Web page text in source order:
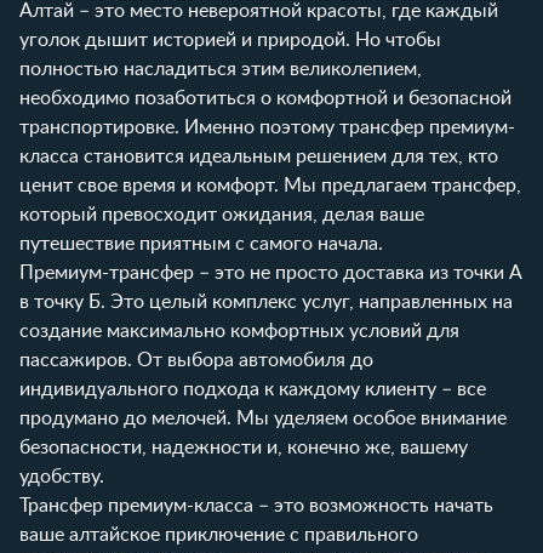
Алтай – это место невероятной красоты, где каждый
уголок дышит историей и природой. Но чтобы
полностью насладиться этим великолепием,
необходимо позаботиться о комфортной и безопасной
транспортировке. Именно поэтому трансфер премиум-
класса становится идеальным решением для тех, кто
ценит свое время и комфорт. Мы предлагаем трансфер,
который превосходит ожидания, делая ваше
путешествие приятным с самого начала.
Премиум-трансфер – это не просто доставка из точки А
в точку Б. Это целый комплекс услуг, направленных на
создание максимально комфортных условий для
пассажиров. От выбора автомобиля до
индивидуального подхода к каждому клиенту – все
продумано до мелочей. Мы уделяем особое внимание
безопасности, надежности и, конечно же, вашему
удобству.
Трансфер премиум-класса – это возможность начать
ваше алтайское приключение с правильного